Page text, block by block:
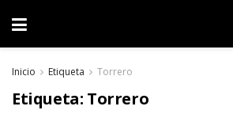
Inicio Etiqueta Torrero
Etiqueta: Torrero